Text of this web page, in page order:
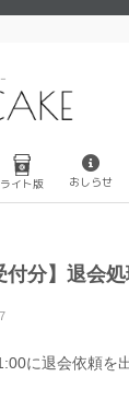
ライト版 おしらせ
付分】退会処
に退会依頼を